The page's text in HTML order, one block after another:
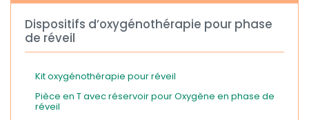
Dispositifs d’oxygénothérapie pour phase
de réveil
Kit oxygénothérapie pour réveil
Pièce en T avec réservoir pour Oxygène en phase de
réveil